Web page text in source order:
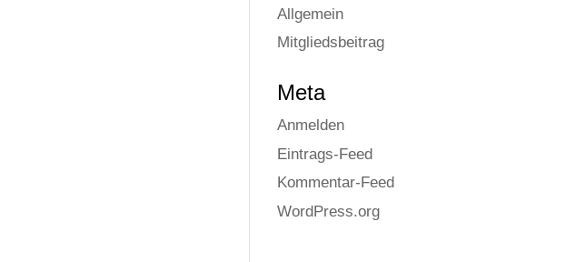
Allgemein
Mitgliedsbeitrag
Meta
Anmelden
Eintrags-Feed
Kommentar-Feed
WordPress.org